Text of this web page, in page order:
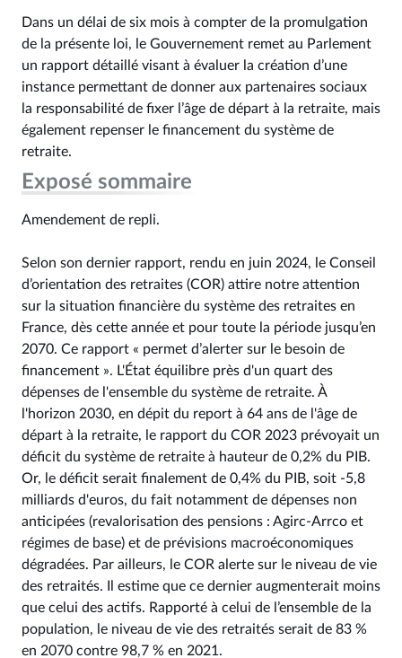
Dans un délai de six mois à compter de la promulgation
de la présente loi, le Gouvernement remet au Parlement
un rapport détaillé visant à évaluer la création d’une
instance permettant de donner aux partenaires sociaux
la responsabilité de fixer l’âge de départ à la retraite, mais
également repenser le financement du système de
retraite.
Exposé sommaire
Amendement de repli.
Selon son dernier rapport, rendu en juin 2024, le Conseil
d’orientation des retraites (COR) attire notre attention
sur la situation financière du système des retraites en
France, dès cette année et pour toute la période jusqu’en
2070. Ce rapport « permet d’alerter sur le besoin de
financement ». L'État équilibre près d'un quart des
dépenses de l'ensemble du système de retraite. À
l'horizon 2030, en dépit du report à 64 ans de l'âge de
départ à la retraite, le rapport du COR 2023 prévoyait un
déficit du système de retraite à hauteur de 0,2% du PIB.
Or, le déficit serait finalement de 0,4% du PIB, soit -5,8
milliards d'euros, du fait notamment de dépenses non
anticipées (revalorisation des pensions : Agirc-Arrco et
régimes de base) et de prévisions macroéconomiques
dégradées. Par ailleurs, le COR alerte sur le niveau de vie
des retraités. Il estime que ce dernier augmenterait moins
que celui des actifs. Rapporté à celui de l’ensemble de la
population, le niveau de vie des retraités serait de 83 %
en 2070 contre 98,7 % en 2021.